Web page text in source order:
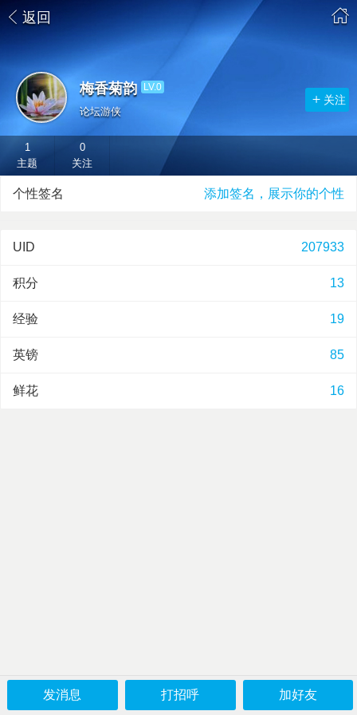
发消息 打招呼 加好友
返回
论坛游侠
关注
梅香菊韵 LV.0
1
主题
0
关注
个性签名 添加签名，展示你的个性
UID 207933
积分 13
经验 19
英镑 85
鲜花 16